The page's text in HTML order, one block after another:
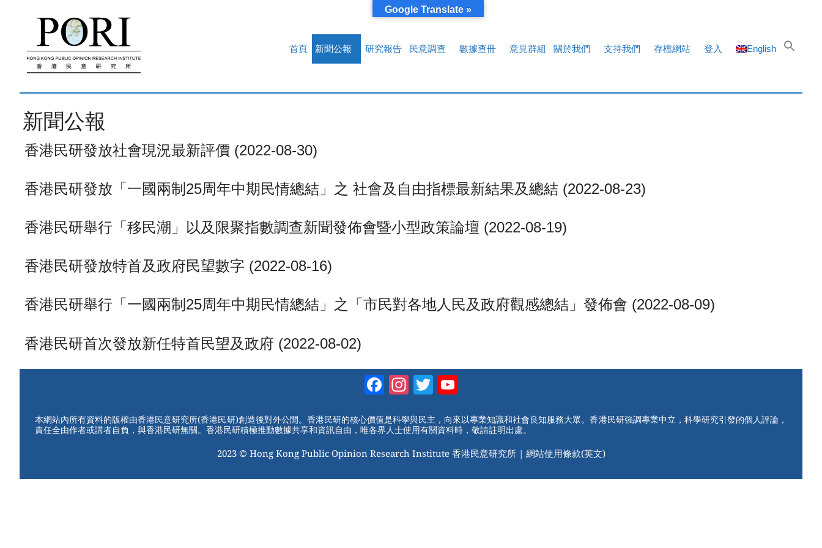
首頁
新聞公報 研究報告 民意調查 數據查冊 意見群組 關於我們 支持我們 存檔網站 登入 English
新聞公報
香港民研發放社會現況最新評價 (2022-08-30)
香港民研發放「一國兩制25周年中期民情總結」之 社會及自由指標最新結果及總結 (2022-08-23)
香港民研舉行「移民潮」以及限聚指數調查新聞發佈會暨小型政策論壇 (2022-08-19)
香港民研發放特首及政府民望數字 (2022-08-16)
香港民研舉行「一國兩制25周年中期民情總結」之「市民對各地人民及政府觀感總結」發佈會 (2022-08-09)
香港民研首次發放新任特首民望及政府 (2022-08-02)
Facebook
Instagram
Twitter
本網站內所有資料的版權由香港民意研究所(香港民研)創造後對外公開。香港民研的核心價值是科學與民主，向來以專業知識和社會良知服務大眾。香港民研強調專業中立，科學研究引發的個人評論，
責任全由作者或講者自負，與香港民研無關。香港民研積極推動數據共享和資訊自由，唯各界人士使用有關資料時，敬請註明出處。
2023 © Hong Kong Public Opinion Research Institute 香港民意研究所 | 網站使用條款(英文)
Google Translate »